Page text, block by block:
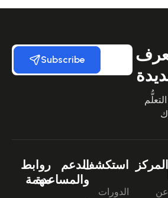
Subscribe
المركز
عن
استكشف
الدورات
الدعم
والمساعدة
روابط
مهمة